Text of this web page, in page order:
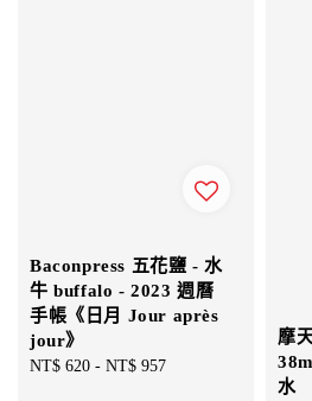
Baconpress 五花鹽 - 水
牛 buffalo - 2023 週曆
手帳《日月 Jour après
jour》
Regular
NT$ 620 - NT$ 957
摩
水